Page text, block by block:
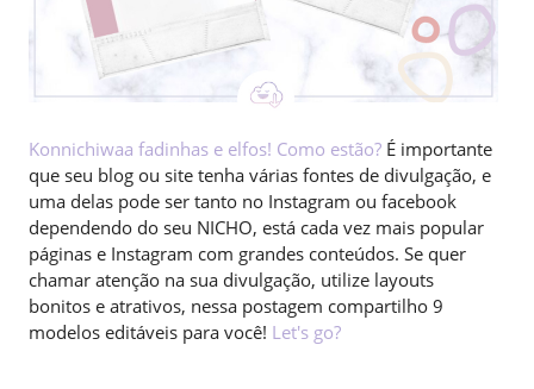
Konnichiwaa fadinhas e elfos! Como estão?É importante
que seu blog ou site tenha várias fontes de divulgação, e
uma delas pode ser tanto no Instagram ou facebook
dependendo do seu NICHO, está cada vez mais popular
páginas e Instagram com grandes conteúdos. Se quer
chamar atenção na sua divulgação, utilize layouts
bonitos e atrativos, nessa postagem compartilho 9
modelos editáveis para você! Let's go?